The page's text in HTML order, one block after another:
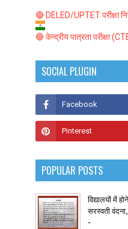
🔴 DELED/UPTET परीक्षा
🔵 केन्द्रीय पात्रता परीक्षा
SOCIAL PLUGIN
POPULAR POSTS
विद्यालयों में
सरस्वती
-